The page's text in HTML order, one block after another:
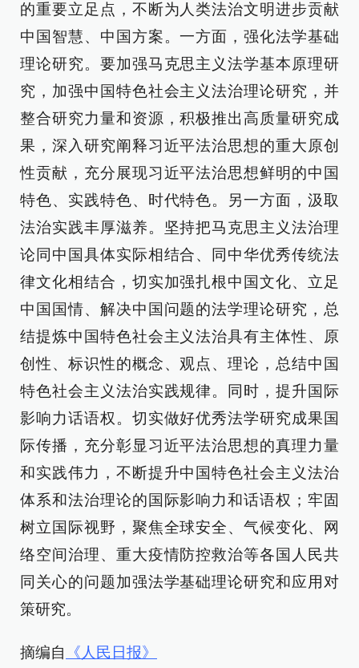
的重要立足点，不断为人类法治文明进步贡献
中国智慧、中国方案。一方面，强化法学基础
理论研究。要加强马克思主义法学基本原理研
究，加强中国特色社会主义法治理论研究，并
整合研究力量和资源，积极推出高质量研究成
果，深入研究阐释习近平法治思想的重大原创
性贡献，充分展现习近平法治思想鲜明的中国
特色、实践特色、时代特色。另一方面，汲取
法治实践丰厚滋养。坚持把马克思主义法治理
论同中国具体实际相结合、同中华优秀传统法
律文化相结合，切实加强扎根中国文化、立足
中国国情、解决中国问题的法学理论研究，总
结提炼中国特色社会主义法治具有主体性、原
创性、标识性的概念、观点、理论，总结中国
特色社会主义法治实践规律。同时，提升国际
影响力话语权。切实做好优秀法学研究成果国
际传播，充分彰显习近平法治思想的真理力量
和实践伟力，不断提升中国特色社会主义法治
体系和法治理论的国际影响力和话语权；牢固
树立国际视野，聚焦全球安全、气候变化、网
络空间治理、重大疫情防控救治等各国人民共
同关心的问题加强法学基础理论研究和应用对
策研究。
摘编自 《人民日报》